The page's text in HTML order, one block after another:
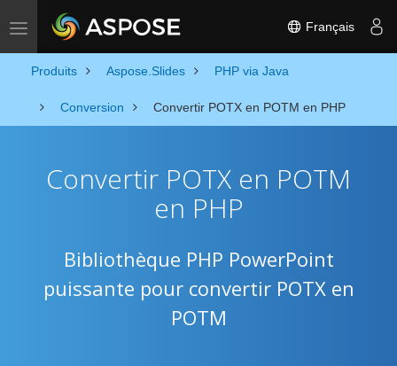
Toggle navigation Français
Produits Aspose.Slides PHP via Java
Conversion Convertir POTX en POTM en PHP
Convertir POTX en POTM
en PHP
Bibliothèque PHP PowerPoint
puissante pour convertir POTX en
POTM